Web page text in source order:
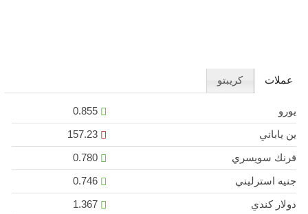
عملات كريبتو
يورو
0.855
ين ياباني
157.23
فرنك سويسري
0.780
جنيه استرليني
0.746
دولار كندي
1.367